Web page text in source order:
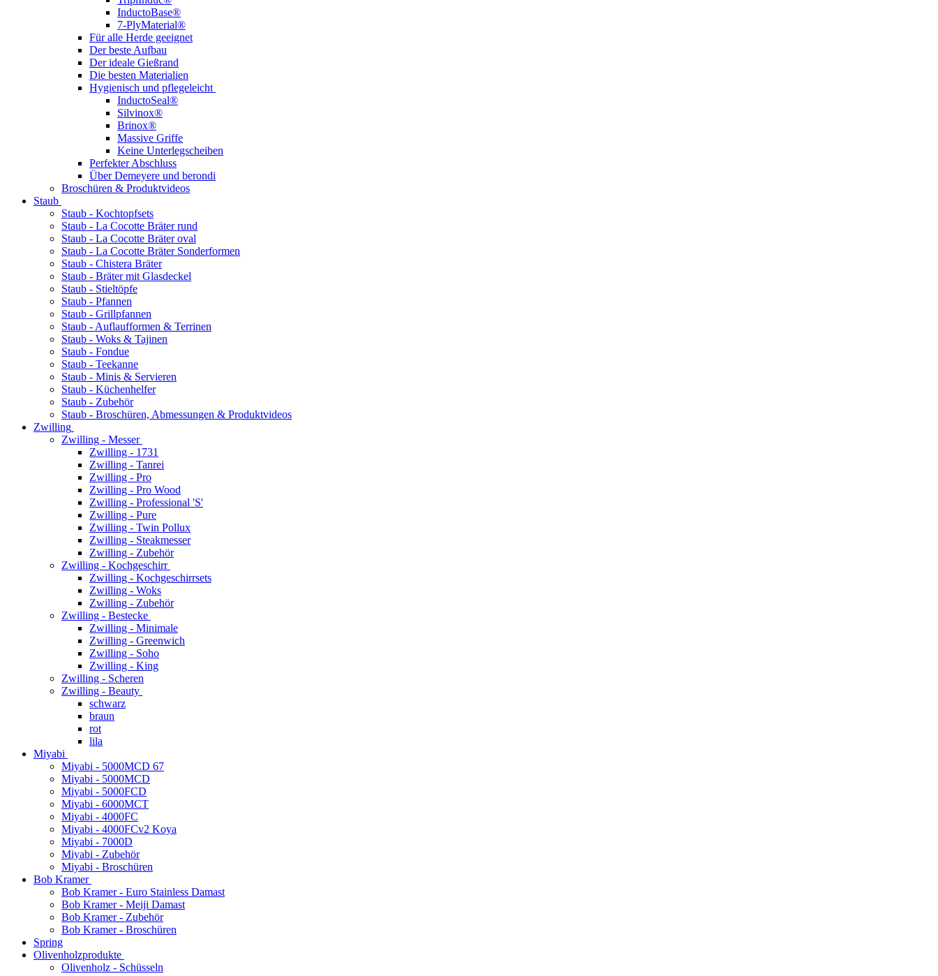
InductoBase®
7-PlyMaterial®
Für alle Herde geeignet
Der beste Aufbau
Der ideale Gießrand
Die besten Materialien
Hygienisch und pflegeleicht
InductoSeal®
Silvinox®
Brinox®
Massive Griffe
Keine Unterlegscheiben
Perfekter Abschluss
Über Demeyere und berondi
Broschüren & Produktvideos
Staub
Staub - Kochtopfsets
Staub - La Cocotte Bräter rund
Staub - La Cocotte Bräter oval
Staub - La Cocotte Bräter Sonderformen
Staub - Chistera Bräter
Staub - Bräter mit Glasdeckel
Staub - Stieltöpfe
Staub - Pfannen
Staub - Grillpfannen
Staub - Auflaufformen & Terrinen
Staub - Woks & Tajinen
Staub - Fondue
Staub - Teekanne
Staub - Minis & Servieren
Staub - Küchenhelfer
Staub - Zubehör
Staub - Broschüren, Abmessungen & Produktvideos
Zwilling
Zwilling - Messer
Zwilling - 1731
Zwilling - Tanrei
Zwilling - Pro
Zwilling - Pro Wood
Zwilling - Professional 'S'
Zwilling - Pure
Zwilling - Twin Pollux
Zwilling - Steakmesser
Zwilling - Zubehör
Zwilling - Kochgeschirr
Zwilling - Kochgeschirrsets
Zwilling - Woks
Zwilling - Zubehör
Zwilling - Bestecke
Zwilling - Minimale
Zwilling - Greenwich
Zwilling - Soho
Zwilling - King
Zwilling - Scheren
Zwilling - Beauty
schwarz
braun
rot
lila
Miyabi
Miyabi - 5000MCD 67
Miyabi - 5000MCD
Miyabi - 5000FCD
Miyabi - 6000MCT
Miyabi - 4000FC
Miyabi - 4000FCv2 Koya
Miyabi - 7000D
Miyabi - Zubehör
Miyabi - Broschüren
Bob Kramer
Bob Kramer - Euro Stainless Damast
Bob Kramer - Meiji Damast
Bob Kramer - Zubehör
Bob Kramer - Broschüren
Spring
Olivenholzprodukte
Olivenholz - Schüsseln